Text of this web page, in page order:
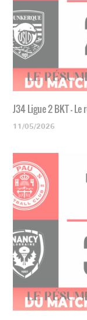
J34 Ligue 2 BKT -
11/05/2026